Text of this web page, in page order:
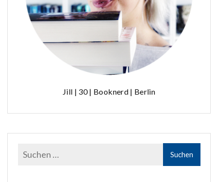
Jill | 30 | Booknerd | Berlin